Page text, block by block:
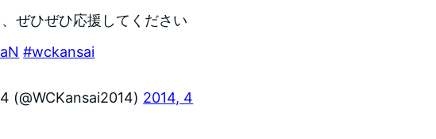
ぜひぜひ応援してください
#wckansai
(@WCKansai2014) 2014, 4